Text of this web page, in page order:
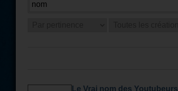
Le Vrai nom des Youtubeurs